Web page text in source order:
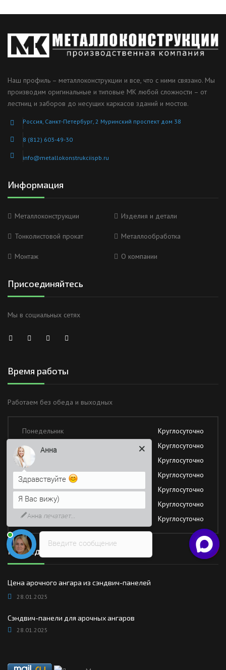
Наш профиль – металлоконструкции и все, что с ними связано. Мы
производим оригинальные и типовые МК любой сложности – от
лестниц и заборов до несущих каркасов зданий и мостов.
Россия, Санкт-Петербург, 2 Муринский проспект дом 38
8 (812) 603-49-30
info@metallokonstrukciispb.ru
Информация
Металлоконструкции Изделия и детали
Тонколистовой прокат Металлообработка
Монтаж О компании
Присоединяйтесь
Мы в социальных сетях
Время работы
Работаем без обеда и выходных
Понедельник
Круглосуточно
Вторник
Круглосуточно
Среда
Круглосуточно
Четверг
Круглосуточно
Пятница
Круглосуточно
Суббота
Круглосуточно
Воскресение
Круглосуточно
Последние новости
Цена арочного ангара из сэндвич-панелей
28.01.2025
Сэндвич-панели для арочных ангаров
28.01.2025
Введите сообщение
Здравствуйте
Я Вас вижу)
Напишите сюда свой вопрос.
Возможно, его решение будет
быстрее